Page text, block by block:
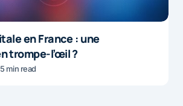
en France : une
trompe-l’œil ?
5 min read